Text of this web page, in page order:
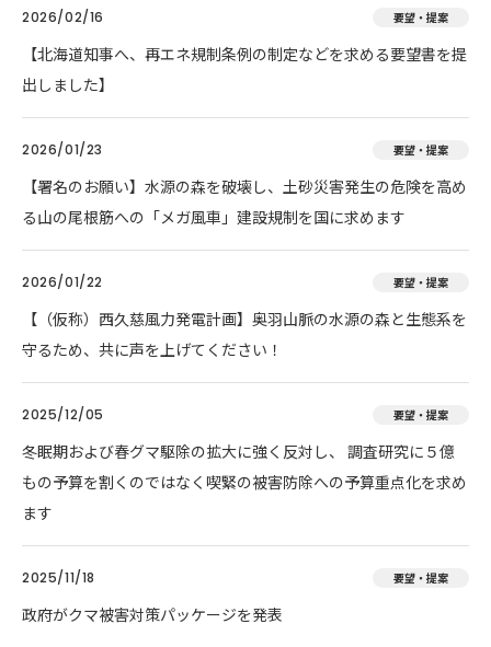
2026/02/16 要望・提案
【北海道知事へ、再エネ規制条例の制定などを求める要望書を提
出しました】
2026/01/23 要望・提案
【署名のお願い】水源の森を破壊し、土砂災害発生の危険を高め
る山の尾根筋への「メガ風車」建設規制を国に求めます
2026/01/22 要望・提案
【（仮称）西久慈風力発電計画】奥羽山脈の水源の森と生態系を
守るため、共に声を上げてください！
2025/12/05 要望・提案
冬眠期および春グマ駆除の拡大に強く反対し、 調査研究に５億
もの予算を割くのではなく喫緊の被害防除への予算重点化を求め
ます
2025/11/18 要望・提案
政府がクマ被害対策パッケージを発表